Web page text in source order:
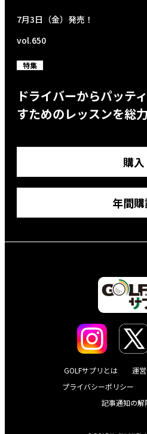
7月3日（金）発売！
vol.650
特集
ドライバーからパッテ
すためのレッスンを総
購入
年間
GOLFサプリとは 運
プライバシーポリシー
記事通知の解